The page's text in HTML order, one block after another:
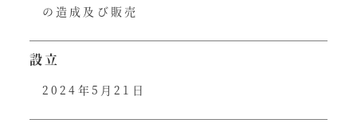
の造成及び販売
設立
2024年5月21日